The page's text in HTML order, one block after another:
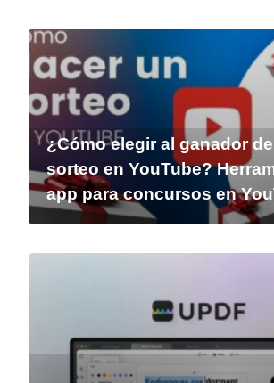
¿Cómo elegir al ganador
sorteo en YouTube?
app para concursos en